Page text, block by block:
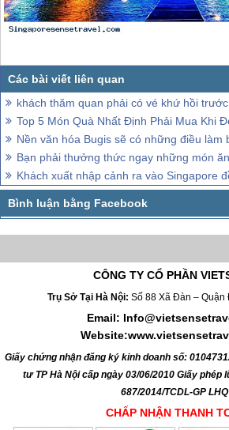
khách thăm quan phải có vé khứ hồi trước khi
Top 5 Món Quà Nhất Định Phải Mua Khi
Nền văn hóa Bugis sẽ có những điều làm bạn
Bạn phải thưởng thức ngay những món ăn này khi
Khách xuất nhập cảnh ra vào Singapore đều phải
CÔNG TY CỔ PHẦN
Trụ Sở Tại Hà Nội: Số 88 Xã Đàn –
Email:
Giấy chứng nhận đăng ký kinh doanh số:
tư TP Hà Nội cấp ngày 03/06/2010 Giấy phép
687/2014/TCDL-GP
CHẤP NHẬN THANH